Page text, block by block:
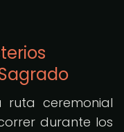
ruta ceremonial
durante los